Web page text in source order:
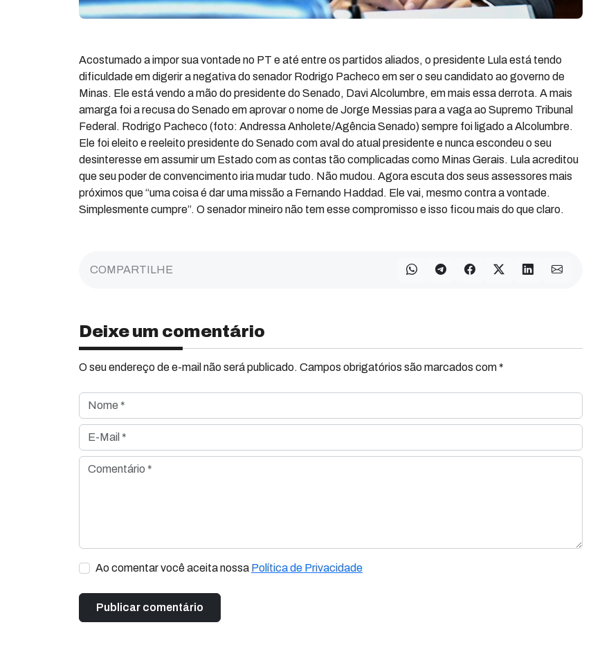
Acostumado a impor sua vontade no PT e até entre os partidos aliados, o presidente Lula está tendo
dificuldade em digerir a negativa do senador Rodrigo Pacheco em ser o seu candidato ao governo de
Minas. Ele está vendo a mão do presidente do Senado, Davi Alcolumbre, em mais essa derrota. A mais
amarga foi a recusa do Senado em aprovar o nome de Jorge Messias para a vaga ao Supremo Tribunal
Federal. Rodrigo Pacheco (foto: Andressa Anholete/Agência Senado) sempre foi ligado a Alcolumbre.
Ele foi eleito e reeleito presidente do Senado com aval do atual presidente e nunca escondeu o seu
desinteresse em assumir um Estado com as contas tão complicadas como Minas Gerais. Lula acreditou
que seu poder de convencimento iria mudar tudo. Não mudou. Agora escuta dos seus assessores mais
próximos que “uma coisa é dar uma missão a Fernando Haddad. Ele vai, mesmo contra a vontade.
Simplesmente cumpre”. O senador mineiro não tem esse compromisso e isso ficou mais do que claro.
COMPARTILHE
Deixe um comentário
O seu endereço de e-mail não será publicado. Campos obrigatórios são marcados com *
Nome *
E-Mail *
Comentário *
Ao comentar você aceita nossa Política de Privacidade